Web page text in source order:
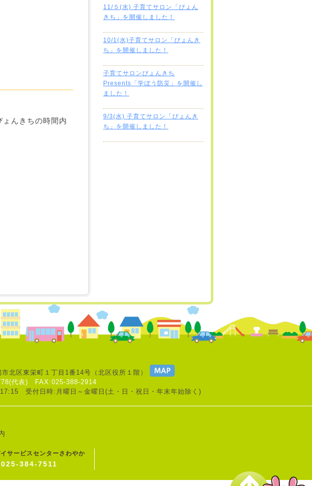
んきちの時間内
11/５(水) 子育てサロン「ぴょん
きち」を開催しました！
10/1(水)子育てサロン「ぴょんき
ち」を開催しました！
子育てサロンぴょんきち
Presents「学ぼう防災」を開催し
ました！
9/3(水) 子育てサロン「ぴょんき
ち」を開催しました！
市北区東栄町１丁目1番14号 （北区役所１階）
代表)
FAX:025-388-2914
17:15 受付日時:月曜日～金曜日(土・日・祝日・年末年始除く)
サービスセンターさわやか
384-7511